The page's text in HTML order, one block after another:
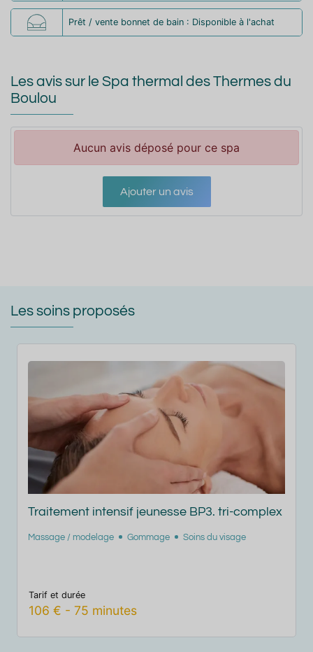
Prêt / vente bonnet de bain : Disponible à l'achat
Les avis sur le Spa thermal des Thermes du
Boulou
Aucun avis déposé pour ce spa
Ajouter un avis
Les soins proposés
tri-complex
du visage
Soin spécifique jambes par Sothys
Massage / modelage Gommage
48 € -